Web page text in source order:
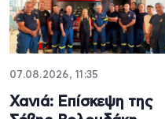
07.08.2026, 11:35
Χανιά: Επίσκεψη της